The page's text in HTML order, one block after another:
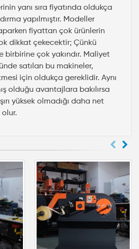
yanı sıra fiyatında oldukça
yapılmıştır. Modeller
fiyattan çok ürünlerin
dikkat çekecektir; Çünkü
birbirine çok yakındır. Maliyet
satılan bu makineler,
için oldukça gereklidir. Aynı
olduğu avantajlara bakılırsa
yüksek olmadığı daha net
olur.